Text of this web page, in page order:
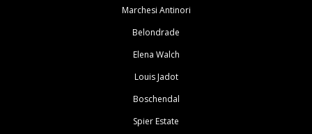
Marchesi Antinori
Belondrade
Elena Walch
Louis Jadot
Boschendal
Spier Estate